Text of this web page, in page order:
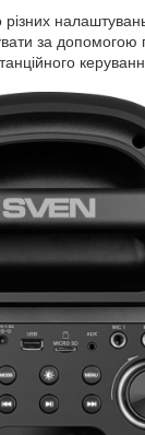
різних
за допомогою